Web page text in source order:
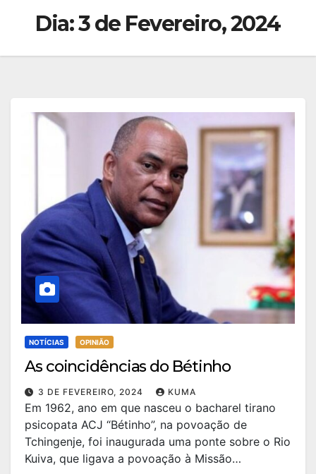
Dia:3 de Fevereiro, 2024
NOTÍCIAS OPINIÃO
As coincidências do Bétinho
3 DE FEVEREIRO, 2024 KUMA
Em 1962, ano em que nasceu o bacharel tirano
psicopata ACJ “Bétinho”, na povoação de
Tchingenje, foi inaugurada uma ponte sobre o Rio
Kuiva, que ligava a povoação à Missão…